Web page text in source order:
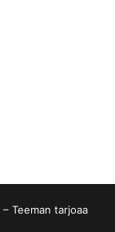
Teeman tarjoaa